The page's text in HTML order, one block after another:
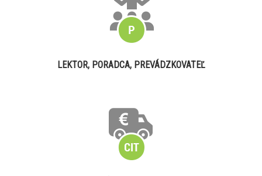
LEKTOR, PORADCA, PREVÁDZKOVATEĽ